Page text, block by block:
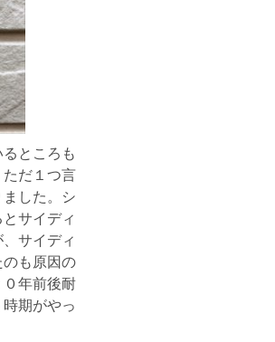
ところも
だ１つ言
した。シ
サイディ
サイディ
も原因の
年前後耐
期がやっ